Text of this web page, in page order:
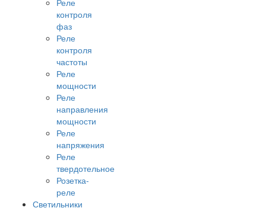
Реле
контроля
фаз
Реле
контроля
частоты
Реле
мощности
Реле
направления
мощности
Реле
напряжения
Реле
твердотельное
Розетка-
реле
Светильники